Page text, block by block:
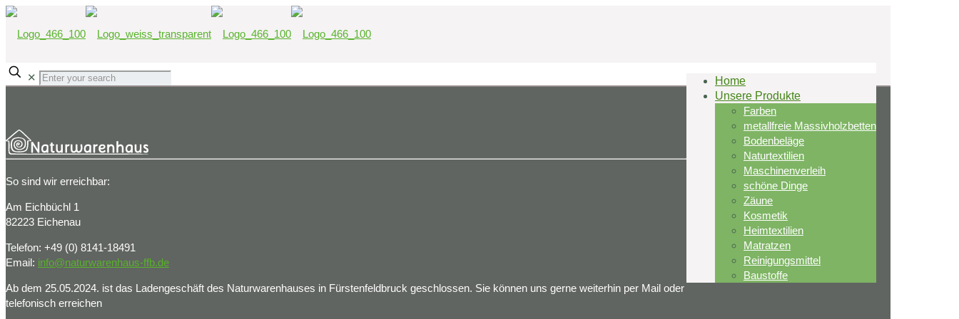
Home
Unsere Produkte
Farben
metallfreie Massivholzbetten
Bodenbeläge
Naturtextilien
Maschinenverleih
schöne Dinge
Zäune
Kosmetik
Heimtextilien
Matratzen
Reinigungsmittel
Baustoffe
✕
So sind wir erreichbar:
Am Eichbüchl 1
82223 Eichenau
Telefon: +49 (0) 8141-18491
Email: info@naturwarenhaus-ffb.de
Ab dem 25.05.2024. ist das Ladengeschäft des Naturwarenhauses in Fürstenfeldbruck geschlossen. Sie können uns gerne weiterhin per Mail oder
telefonisch erreichen